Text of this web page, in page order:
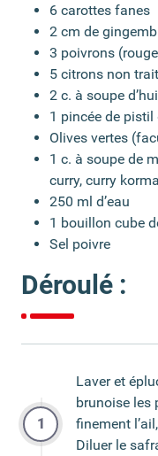
6 carottes fanes
2 cm de
3 poivrons
5 citrons non
2 c. à soupe
1 pincée de pistil
Olives vertes
1 c. à soupe de
curry, curry
250 ml d’eau
1 bouillon cube
Sel poivre
Déroulé :
Laver et
brunoise les
finement
Diluer le